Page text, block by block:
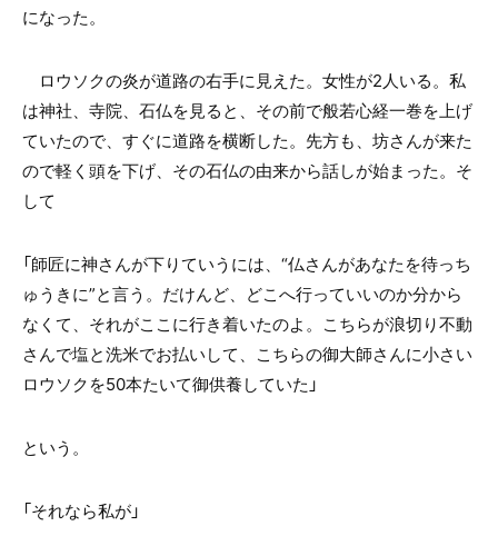
になった。
ロウソクの炎が道路の右手に見えた。女性が2人いる。私
は神社、寺院、石仏を見ると、その前で般若心経一巻を上げ
ていたので、すぐに道路を横断した。先方も、坊さんが来た
ので軽く頭を下げ、その石仏の由来から話しが始まった。そ
して
「師匠に神さんが下りていうには、“仏さんがあなたを待っち
ゅうきに”と言う。だけんど、どこへ行っていいのか分から
なくて、それがここに行き着いたのよ。こちらが浪切り不動
さんで塩と洗米でお払いして、こちらの御大師さんに小さい
ロウソクを50本たいて御供養していた」
という。
「それなら私が」